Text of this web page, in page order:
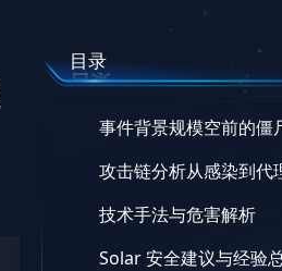
目录
事件背景规模空前的僵
攻击链分析从感染到代
技术手法与危害解析
Solar 安全建议与经验